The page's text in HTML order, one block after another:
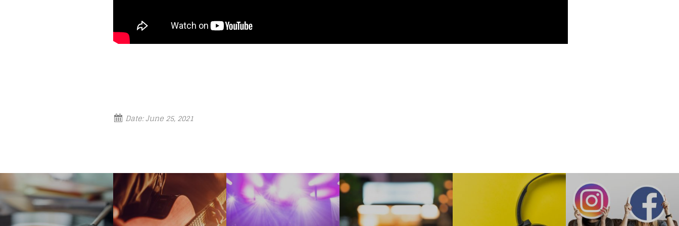
Date:June 25, 2021